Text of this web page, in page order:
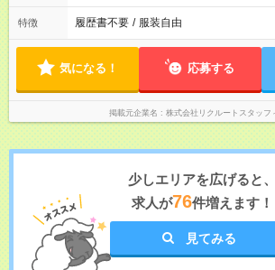
特徴 履歴書不要 / 服装自由
気になる！ 応募する
掲載元企業名 株式会社リクルートスタッフ
少しエリアを広げると、
求人が76件増えます！
見てみる